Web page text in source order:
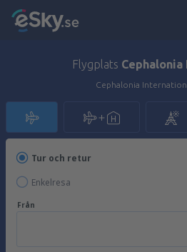
Flygplats
Cephalonia
Tur och retur
Enkelresa
Från